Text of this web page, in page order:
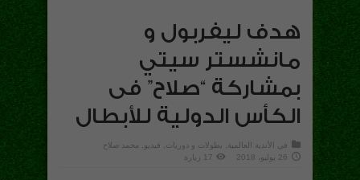
هدف ليفربول و
مانشستر سيتي
بمشاركة “صلاح” فى
الكأس الدولية للأبطال
في الأندية العالمية بطولات و دوريات فيديو , محمد صلاح
26 يوليو، 2018
17 زيارة